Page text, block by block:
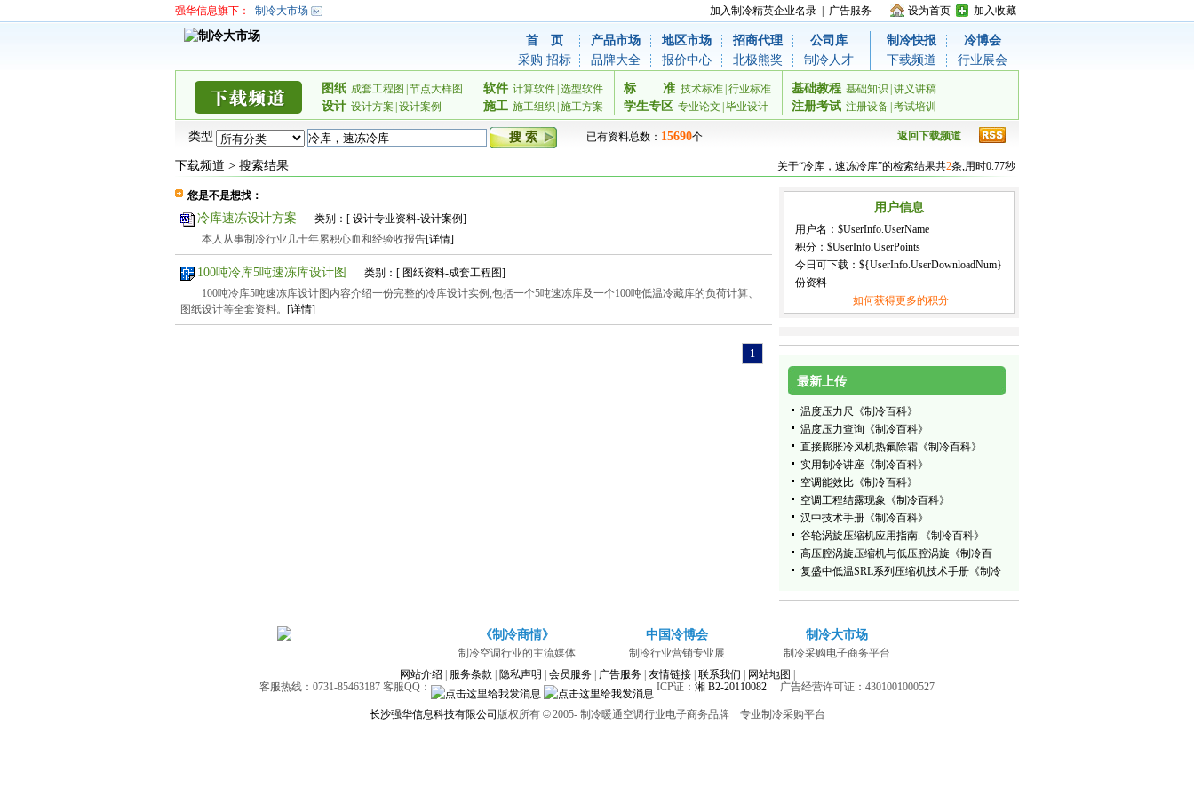
强华信息旗下： 制冷大市场 加入制冷精英企业名录 广告服务 设为首页 加入收藏
首 页 产品市场 地区市场 招商代理 公司库 制冷快报
冷博会
采购 招标 品牌大全 报价中心 北极熊奖 制冷人才 下载频道 行业展会
图纸 成套工程图 节点大样图
设计 设计方案 设计案例
软件 计算软件 选型软件
施工 施工组织 施工方案
标 准 技术标准 行业标准
学生专区 专业论文 毕业设计
基础教程 基础知识 讲义讲稿
注册考试 注册设备 考试培训
返回下载频道
类型 已有资料总数： 15690个
关于“冷库，速冻冷库”的检索结果共2条,用时0.77秒
下载频道 > 搜索结果
您是不是想找：
冷库速冻设计方案
类别：[ 设计专业资料-设计案例]
本人从事制冷行业几十年累积心血和经验收报告[详情]
100吨冷库5吨速冻库设计图
类别：[ 图纸资料-成套工程图]
100吨冷库5吨速冻库设计图内容介绍一份完整的冷库设计实例,包括一个5吨速冻库及一个100吨低温冷藏库的负荷计算、
图纸设计等全套资料。 [详情]
1
用户信息
用户名： $UserInfo.UserName
积分： $UserInfo.UserPoints
今日可下载：${UserInfo.UserDownloadNum}
份资料
如何获得更多的积分
最新上传
温度压力尺《制冷百科》
温度压力查询《制冷百科》
直接膨胀冷风机热氟除霜《制冷百科》
实用制冷讲座《制冷百科》
空调能效比《制冷百科》
空调工程结露现象《制冷百科》
汉中技术手册《制冷百科》
谷轮涡旋压缩机应用指南.《制冷百科》
高压腔涡旋压缩机与低压腔涡旋《制冷百
科》
复盛中低温SRL系列压缩机技术手册《制冷
《制冷商情》
制冷空调行业的主流媒体
中国冷博会
制冷行业营销专业展
制冷大市场
制冷采购电子商务平台
网站介绍
服务条款 隐私声明 会员服务| 广告服务| 友情链接| 联系我们 网站地图
客服热线：0731-85463187 客服QQ：
ICP证： 湘 B2-20110082 广告经营许可证：4301001000527
长沙强华信息科技有限公司 版权所有 ©2005-制冷暖通空调行业电子商务品牌 专业制冷采购平台